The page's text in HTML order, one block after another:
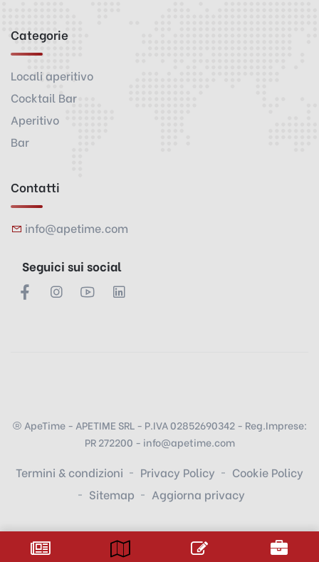
Categorie
Locali aperitivo
Cocktail Bar
Aperitivo
Bar
Contatti
info@apetime.com
Seguici sui social
ApeTime - APETIME SRL - P.IVA 02852690342 - Reg.Imprese:
PR 272200 - info@apetime.com
Termini & condizioni Privacy Policy
Cookie Policy
Sitemap
Aggiorna privacy